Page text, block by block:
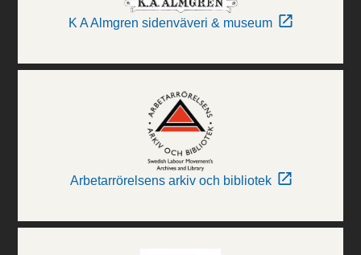
K A Almgren sidenväveri & museum
Arbetarrörelsens arkiv och bibliotek